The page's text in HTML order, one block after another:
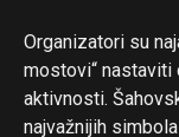
Organizatori su
mostovi“
aktivnosti.
najvažnijih